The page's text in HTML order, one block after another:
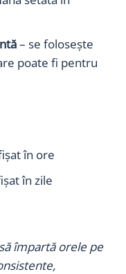
– se folosește
poate fi pentru
în ore
în zile
împartă orele pe